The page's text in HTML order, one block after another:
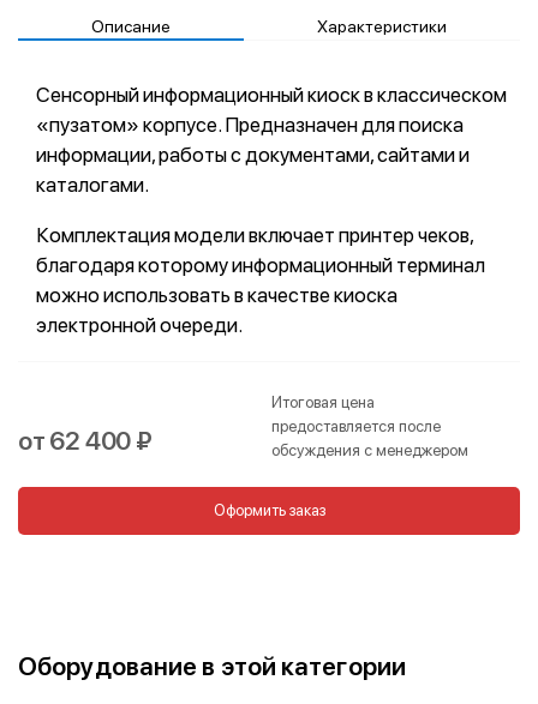
Описание Характеристики
Сенсорный информационный киоск в классическом
«пузатом» корпусе. Предназначен для поиска
информации, работы с документами, сайтами и
каталогами.
Комплектация модели включает принтер чеков,
благодаря которому информационный терминал
можно использовать в качестве киоска
электронной очереди.
от 62 400 ₽
Итоговая цена
предоставляется после
обсуждения с менеджером
Оформить заказ
Оборудование в этой категории